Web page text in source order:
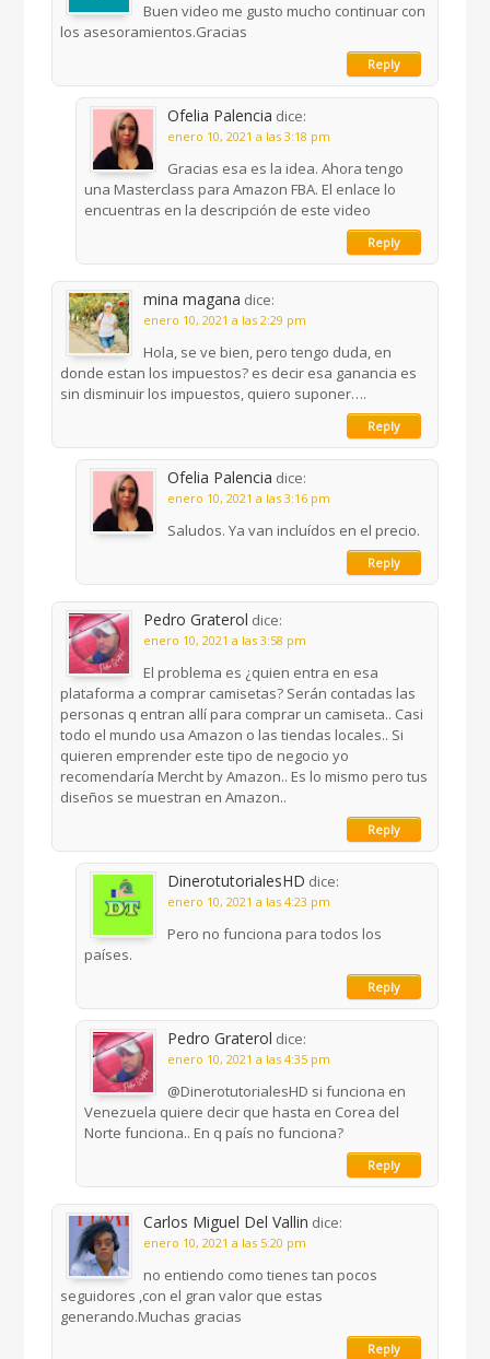
Buen video me gusto mucho continuar con
los asesoramientos.Gracias
Reply
Ofelia Palencia dice:
enero 10, 2021 a las 3:18 pm
Gracias esa es la idea. Ahora tengo
una Masterclass para Amazon FBA. El enlace lo
encuentras en la descripción de este video
Reply
mina magana dice:
enero 10, 2021 a las 2:29 pm
Hola, se ve bien, pero tengo duda, en
donde estan los impuestos? es decir esa ganancia es
sin disminuir los impuestos, quiero suponer….
Reply
Ofelia Palencia dice:
enero 10, 2021 a las 3:16 pm
Saludos. Ya van incluídos en el precio.
Reply
Pedro Graterol dice:
enero 10, 2021 a las 3:58 pm
El problema es ¿quien entra en esa
plataforma a comprar camisetas? Serán contadas las
personas q entran allí para comprar un camiseta.. Casi
todo el mundo usa Amazon o las tiendas locales.. Si
quieren emprender este tipo de negocio yo
recomendaría Mercht by Amazon.. Es lo mismo pero tus
diseños se muestran en Amazon..
Reply
DinerotutorialesHD dice:
enero 10, 2021 a las 4:23 pm
Pero no funciona para todos los
países.
Reply
Pedro Graterol dice:
enero 10, 2021 a las 4:35 pm
@DinerotutorialesHD si funciona en
Venezuela quiere decir que hasta en Corea del
Norte funciona.. En q país no funciona?
Reply
Carlos Miguel Del Vallin dice:
enero 10, 2021 a las 5:20 pm
no entiendo como tienes tan pocos
seguidores ,con el gran valor que estas
generando.Muchas gracias
Reply